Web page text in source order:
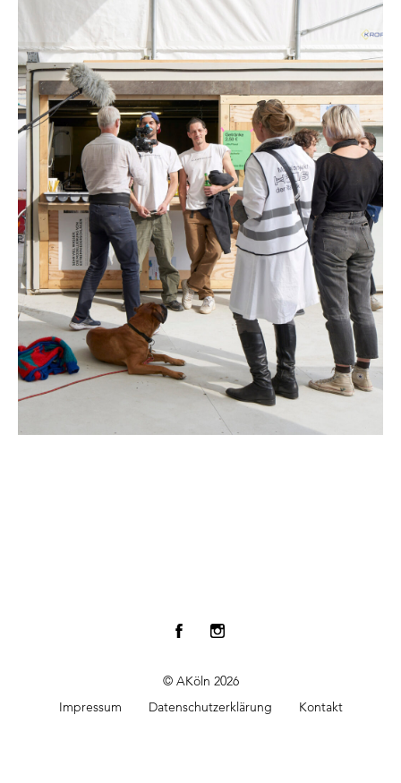
© AKöln 2026
Impressum Datenschutzerklärung Kontakt